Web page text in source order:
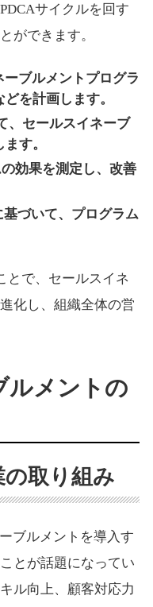
サイクルを回す
ができます。
ブルメントプログラ
を計画します。
、セールスイネーブ
す。
効果を測定し、改善
づいて、プログラム
とで、セールスイネ
化し、組織全体の営
ルメントの
取り組み
ブルメントを導入す
とが話題になってい
ル向上、顧客対応力